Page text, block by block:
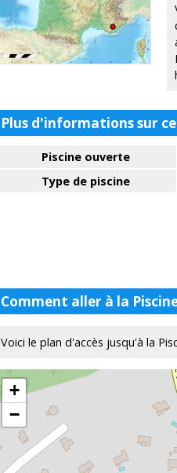
Plus d'informations sur
Piscine ouverte
Type de piscine
Comment aller à la
Voici le plan d'accès jusqu'à la
+
−